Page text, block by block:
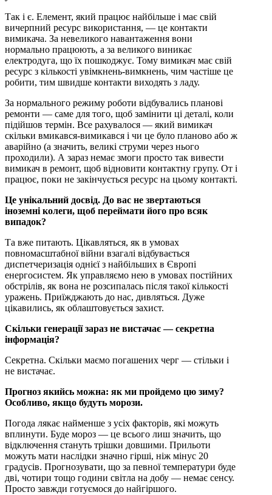
Так і є. Елемент, який працює найбільше і має свій
вичерпний ресурс використання, — це контакти
вимикача. За невеликого навантаження вони
нормально працюють, а за великого виникає
електродуга, що їх пошкоджує. Тому вимикач має свій
ресурс з кількості увімкнень-вимкнень, чим частіше це
робити, тим швидше контакти виходять з ладу.
За нормального режиму роботи відбувались планові
ремонти — саме для того, щоб замінити ці деталі, коли
підійшов термін. Все рахувалося — який вимикач
скільки вмикався-вимикався і чи це було планово або ж
аварійно (а значить, великі струми через нього
проходили). А зараз немає змоги просто так вивести
вимикач в ремонт, щоб відновити контактну групу. От і
працює, поки не закінчується ресурс на цьому контакті.
Це унікальний досвід. До вас не звертаються
іноземні колеги, щоб переймати його про всяк
випадок?
Та вже питають. Цікавляться, як в умовах
повномасштабної війни взагалі відбувається
диспетчеризація однієї з найбільших в Європі
енергосистем. Як управляємо нею в умовах постійних
обстрілів, як вона не розсипалась після такої кількості
уражень. Приїжджають до нас, дивляться. Дуже
цікавились, як облаштовується захист.
Скільки генерації зараз не вистачає — секретна
інформація?
Секретна. Скільки маємо погашених черг — стільки і
не вистачає.
Прогноз якийсь можна: як ми пройдемо цю зиму?
Особливо, якщо будуть морози.
Погода лякає найменше з усіх факторів, які можуть
вплинути. Буде мороз — це всього лиш значить, що
відключення стануть трішки довшими. Прильоти
можуть мати наслідки значно гірші, ніж мінус 20
градусів. Прогнозувати, що за певної температури буде
дві, чотири тощо години світла на добу — немає сенсу.
Просто завжди готуємося до найгіршого.